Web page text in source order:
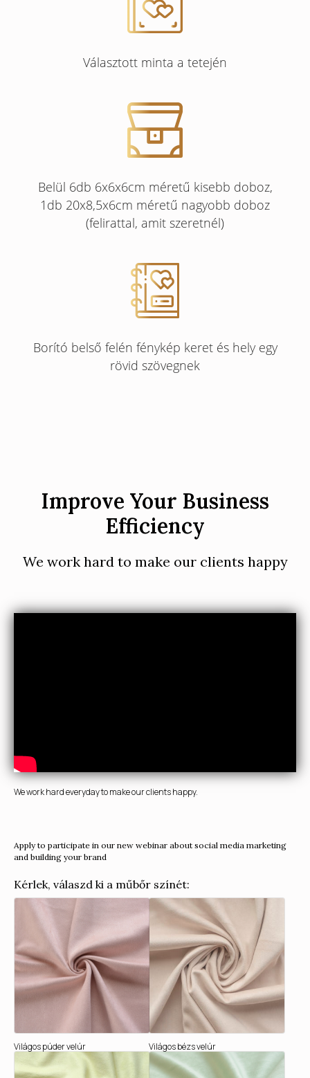
Választott minta a tetején
Belül 6db 6x6x6cm méretű kisebb doboz,
1db 20x8,5x6cm méretű nagyobb doboz
(felirattal, amit szeretnél)
Borító belső felén fénykép keret és hely egy
rövid szövegnek
Improve Your Business
Efficiency
We work hard to make our clients happy
We work hard everyday to make our clients happy.
Apply to participate in our new webinar about social media marketing
and building your brand
Kérlek, válaszd ki a műbőr színét:
Világos púder velúr Világos bézs velúr